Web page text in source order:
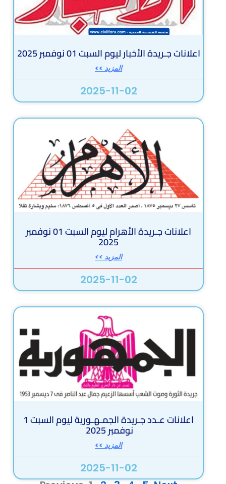
اعلانات جـريدة الأخبار ليوم السبت 01 نوفمبر 2025
المزيد >>
2025-11-02
اعلانات جـريدة الأهرام ليوم السبت 01 نوفمبر
2025
المزيد >>
2025-11-02
اعلانات عـدد جـريدة الجمـهـورية ليوم السبت 1
نوفمبر 2025
المزيد >>
2025-11-02